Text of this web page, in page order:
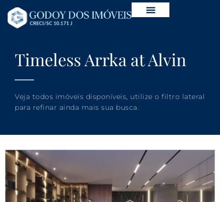
Timeless Arrka at Alvin
Veja todos imóveis disponíveis, utilize o filtro lateral
para refinar ainda mais sua busca.